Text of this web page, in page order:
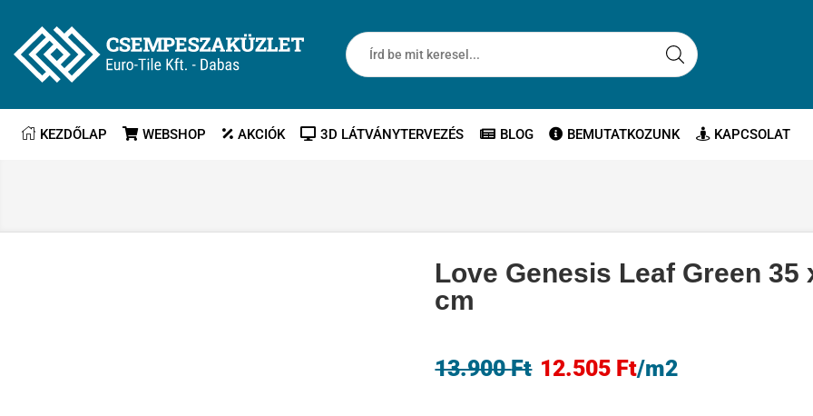
KEZDŐLAP WEBSHOP AKCIÓK 3D LÁTVÁNYTERVEZÉS BLOG BEMUTATKOZUNK KAPCSOLAT
Love Genesis Leaf Green 35
cm
13.900Ft 12.505 Ft/m2